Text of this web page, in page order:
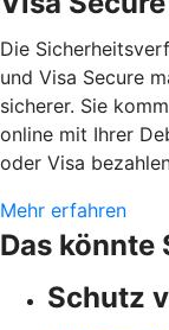
Die
und Visa Secure
sicherer. Sie
online mit Ihrer
oder Visa
Mehr erfahren
Das könnte
Schutz